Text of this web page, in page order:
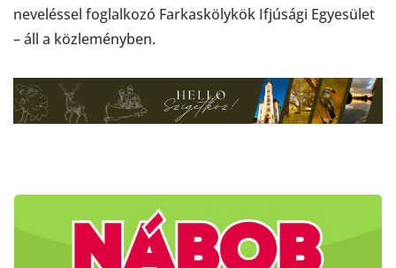
neveléssel foglalkozó Farkaskölykök Ifjúsági Egyesület
– áll a közleményben.